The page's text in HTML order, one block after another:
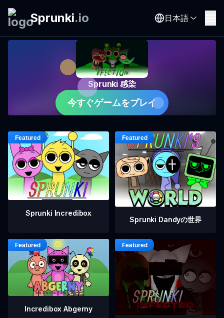
Sprunki.io 日本語
Sprunki 感染
今すぐゲームをプレイ
Sprunki Incredibox
Sprunki Dandyの世界
Incredibox Abgerny